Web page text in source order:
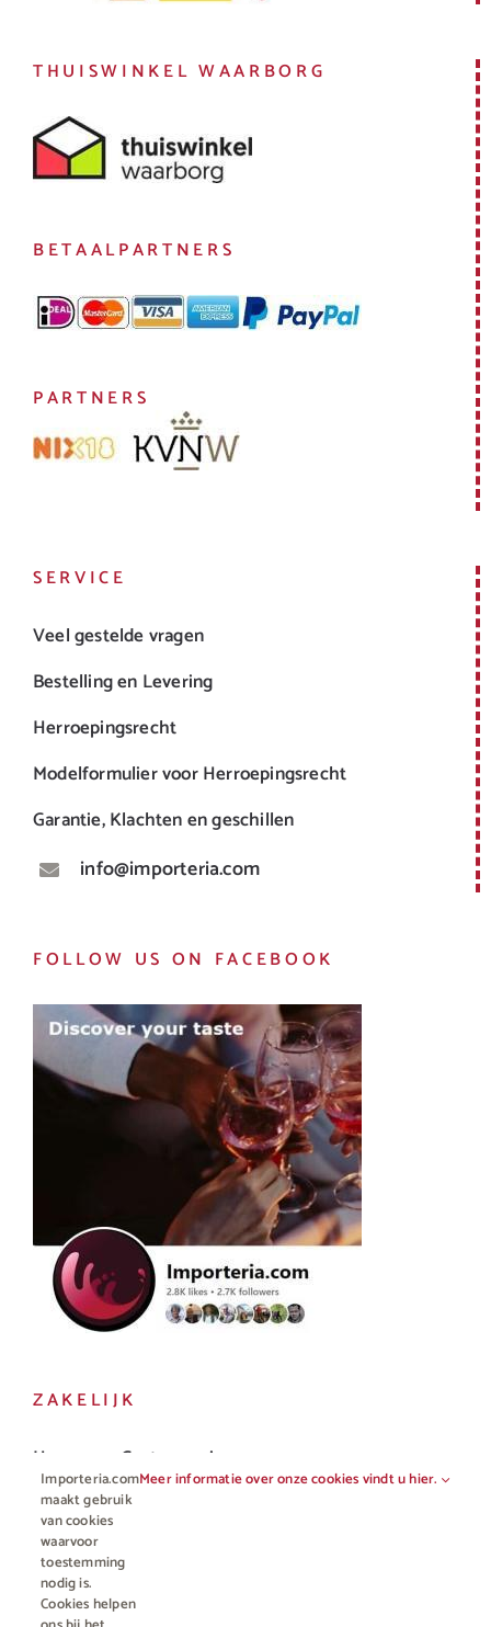
THUISWINKEL WAARBORG
BETAALPARTNERS
PARTNERS
SERVICE
Veel gestelde vragen
Bestelling en Levering
Herroepingsrecht
Modelformulier voor Herroepingsrecht
Garantie, Klachten en geschillen
info@importeria.com
FOLLOW US ON FACEBOOK
ZAKELIJK
Horeca en Gastronomie
Vakhandel
Importeria.com
maakt gebruik
van cookies
waarvoor
toestemming
nodig is.
Cookies helpen
Meer informatie over onze cookies vindt u hier.